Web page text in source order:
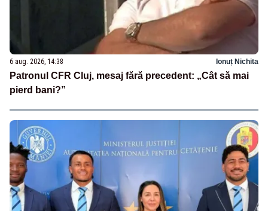
6 aug. 2026, 14:38 Ionuț Nichita
Patronul CFR Cluj, mesaj fără precedent: „Cât să mai
pierd bani?”